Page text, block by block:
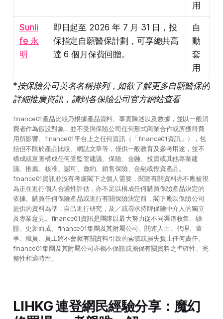
用
Sunli
fe 永
明
即日起至 2026 年 7 月 31 日，投
保指定自願醫保計劃，可享總共高
達 6 個月保費回贈。
自
動
套
用
*按保險公司英名名稱排列，如欲了解更多自願醫保的
詳細推廣資訊，請到各保險公司官方網站查看
finance01產品比較乃根據產品資料、事實陳述以及數據，並以一般消
費者作為假設對象，並不受與保險公司任何形式商業合作或所獲得費
用所影響。finance01平台上之任何資訊（「finance01資訊」），包
括但不限於產品比較、網誌文章等，僅供一般教育及參考用途，並不
構成或意圖構成任何受監管建議、保險、金融、投資或其他專業建
議、推薦、核准、認可、邀約、銷售保險、金融或投資產品。
finance01資訊並沒有考慮閣下之個人需要，閱覽有關資料亦不應被視
為正在進行個人合適性評估，亦不足以構成任何購買保險產品決定的
依據。購買任何保險產品或進行有關保險決定前，閣下應以保險公司
提供的資料為準，自己進行研究，及／或尋求持牌保險中介人的獨立
及專業意見。finance01資訊是團隊以最大努力從不同渠道收集、驗
證、更新而成。finance01集團及其附屬公司、關連人士、代理、董
事、職員、員工將不會就有關資料引致的索償或損失負上任何責任。
finance01集團及其附屬公司亦概不保證或擔保有關資料之準確性、完
整性和適時性。
LIHKG 連登網民經驗分享：魔幻